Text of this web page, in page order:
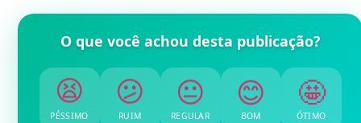
O que você achou desta publicação?
😫
PÉSSIMO
😕
RUIM
😐
REGULAR
😊
BOM
🤩
ÓTIMO